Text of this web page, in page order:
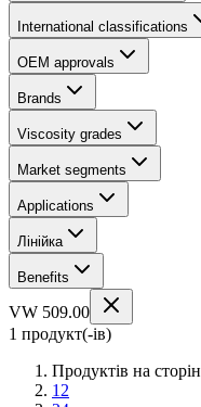
International classifications
OEM approvals
Brands
Viscosity grades
Market segments
Applications
Лінійка
Benefits
VW 509.00
1 продукт(-ів)
Продуктів на
12